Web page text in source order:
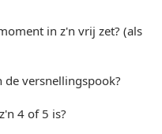
in z'n vrij zet? (als
versnellingspook?
4 of 5 is?